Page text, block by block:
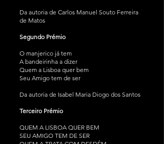
Da autoria de Carlos Manuel Souto Ferreira
de Matos
Segundo Prémio
O manjerico já tem
A bandeirinha a dizer
Quem a Lisboa quer bem
Seu Amigo tem de ser
Da autoria de Isabel Maria Diogo dos Santos
Terceiro Prémio
QUEM A LISBOA QUER BEM
SEU AMIGO TEM DE SER